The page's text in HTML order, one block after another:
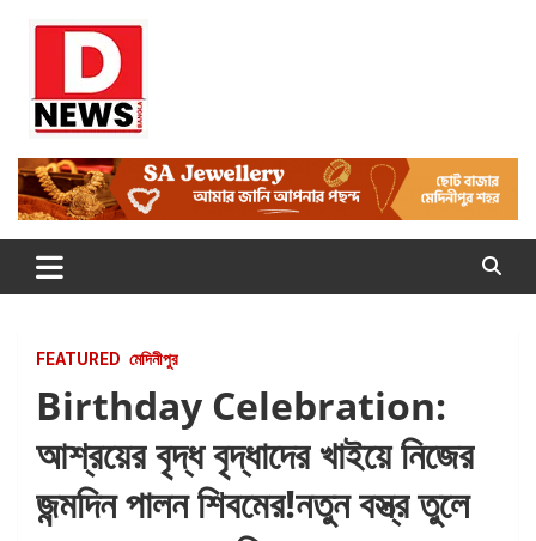
Dnews
#Medinipur24X7News
FEATURED মেদিনীপুর
Birthday Celebration:
আশ্রয়ের বৃদ্ধ বৃদ্ধাদের খাইয়ে নিজের
জন্মদিন পালন শিবমের!নতুন বস্ত্র তুলে